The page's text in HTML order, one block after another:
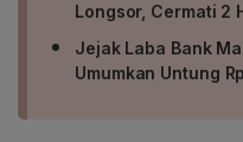
Longsor, Cermati 2
Jejak Laba Bank
Umumkan Untung